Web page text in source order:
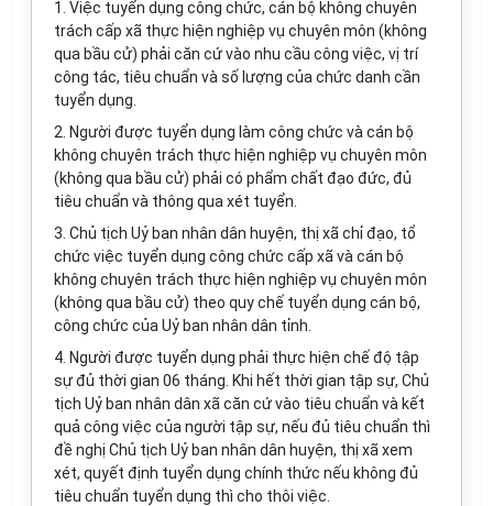
1. Việc tuyển dụng công chức, cán bộ không chuyên
trách cấp xã thực hiện nghiệp vụ chuyên môn (không
qua bầu cử) phải căn cứ vào nhu cầu công việc, vị trí
công tác, tiêu chuẩn và số lượng của chức danh cần
tuyển dụng.
2. Người được tuyển dụng làm công chức và cán bộ
không chuyên trách thực hiện nghiệp vụ chuyên môn
(không qua bầu cử) phải có phẩm chất đạo đức, đủ
tiêu chuẩn và thông qua xét tuyển.
3. Chủ tịch Uỷ ban nhân dân huyện, thị xã chỉ đạo, tổ
chức việc tuyển dụng công chức cấp xã và cán bộ
không chuyên trách thực hiện nghiệp vụ chuyên môn
(không qua bầu cử) theo quy chế tuyển dụng cán bộ,
công chức của Uỷ ban nhân dân tỉnh.
4. Người được tuyển dụng phải thực hiện chế độ tập
sự đủ thời gian 06 tháng. Khi hết thời gian tập sự, Chủ
tịch Uỷ ban nhân dân xã căn cứ vào tiêu chuẩn và kết
quả công việc của người tập sự, nếu đủ tiêu chuẩn thì
đề nghị Chủ tịch Uỷ ban nhân dân huyện, thị xã xem
xét, quyết định tuyển dụng chính thức nếu không đủ
tiêu chuẩn tuyển dụng thì cho thôi việc.